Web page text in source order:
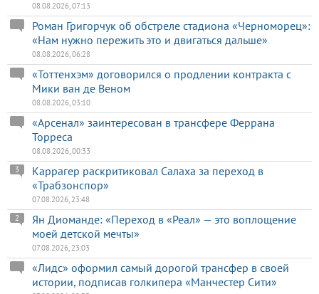
08.08.2026, 07:13
Роман Григорчук об обстреле стадиона «Черноморец»:
«Нам нужно пережить это и двигаться дальше»
08.08.2026, 06:28
«Тоттенхэм» договорился о продлении контракта с
Мики ван де Веном
08.08.2026, 03:10
«Арсенал» заинтересован в трансфере Феррана
Торреса
08.08.2026, 00:33
Каррагер раскритиковал Салаха за переход в
«Трабзонспор»
3
07.08.2026, 23:48
Ян Диоманде: «Переход в «Реал» — это воплощение
моей детской мечты»
2
07.08.2026, 23:03
«Лидс» оформил самый дорогой трансфер в своей
истории, подписав голкипера «Манчестер Сити»